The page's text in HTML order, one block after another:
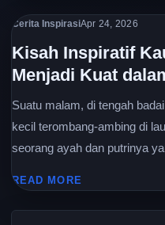
Cerita InspirasiApr 24, 2026
Kisah Inspiratif
Menjadi Kuat
Suatu malam, di tengah
kecil terombang-ambing di
seorang ayah dan putrinya
READ MORE